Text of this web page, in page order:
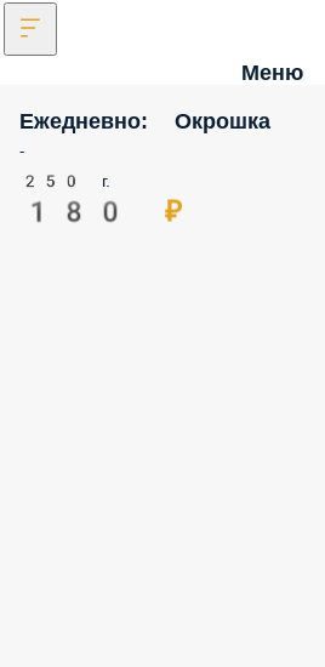
Меню
Ежедневно: Окрошка
-
250 г.
180 ₽